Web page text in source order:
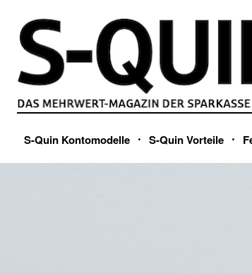
S-Quin Kontomodelle S-Quin Vorteile